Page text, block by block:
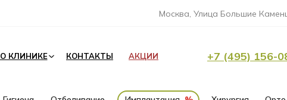
О КЛИНИКЕ КОНТАКТЫ АКЦИИ +7 (495) 156-
Москва, Улица Большие